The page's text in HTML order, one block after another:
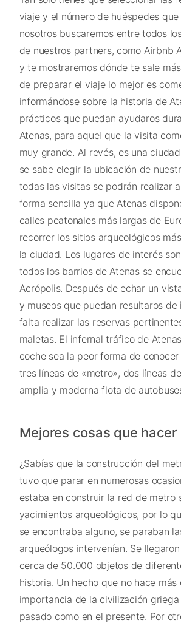
viaje y el número de huéspedes que
nosotros buscaremos entre todos
de nuestros partners, como Airbnb
y te mostraremos dónde te sale
de preparar el viaje lo mejor es
informándose sobre la historia de
prácticos que puedan ayudaros
Atenas, para aquel que la visita
muy grande. Al revés, es una
se sabe elegir la ubicación de
todas las visitas se podrán realizar
forma sencilla ya que Atenas
calles peatonales más largas de
recorrer los sitios arqueológicos
la ciudad. Los lugares de interés
todos los barrios de Atenas se
Acrópolis. Después de echar un
y museos que puedan resultaros de
falta realizar las reservas
maletas. El infernal tráfico de
coche sea la peor forma de
tres líneas de «metro», dos líneas
amplia y moderna flota de
Mejores cosas que hacer
¿Sabías que la construcción del
tuvo que parar en numerosas
estaba en construir la red de metro
yacimientos arqueológicos, por lo
se encontraba alguno, se paraban
arqueólogos intervenían. Se
cerca de 50.000 objetos de
historia. Un hecho que no hace más
importancia de la civilización
pasado como en el presente. Por